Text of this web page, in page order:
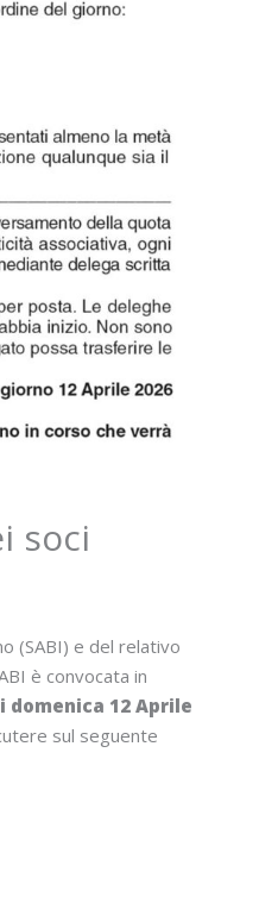
soci
(SABI) e del relativo
è convocata in
domenica 12 Aprile
sul seguente